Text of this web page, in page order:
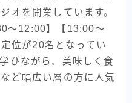
オを開業しています。
〜12:00】【13:00〜
位が20名となってい
びながら、美味しく食
ど幅広い層の方に人気